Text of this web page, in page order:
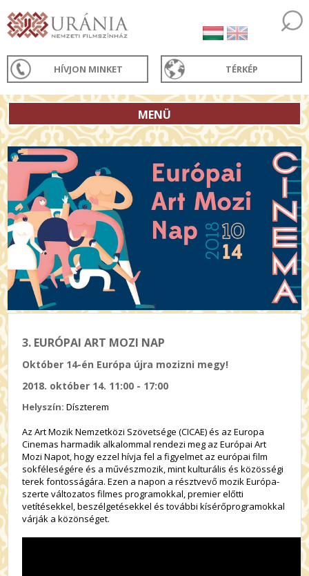
HÍVJON MINKET TÉRKÉP
MENÜ
3. EURÓPAI ART MOZI NAP
Október 14-én Európa újra mozizni megy!
2018. október 14. 11:00 - 17:00
Helyszín:Díszterem
Az Art Mozik Nemzetközi Szövetsége (CICAE) és az Europa
Cinemas harmadik alkalommal rendezi meg az Európai Art
Mozi Napot, hogy ezzel hívja fel a figyelmet az európai film
sokféleségére és a művészmozik, mint kulturális és közösségi
terek fontosságára. Ezen a napon a résztvevő mozik Európa-
szerte változatos filmes programokkal, premier előtti
vetítésekkel, beszélgetésekkel és további kísérőprogramokkal
várják a közönséget.